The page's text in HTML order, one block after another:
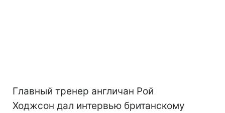
Главный тренер англичан Рой
Ходжсон дал интервью британскому